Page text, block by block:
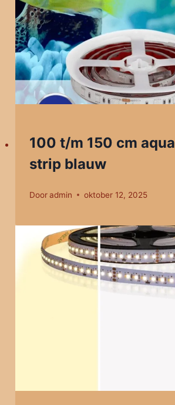
100 t/m 150 cm
strip blauw
Door admin oktober 12, 2025